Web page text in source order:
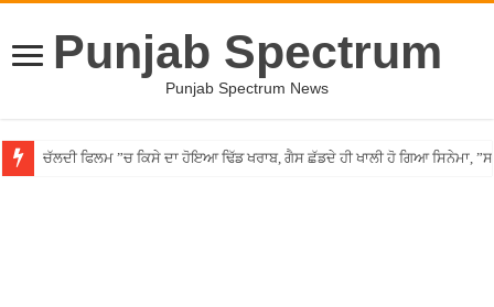
Punjab Spectrum
Punjab Spectrum News
ਚੱਲਦੀ ਫਿਲਮ ”ਚ ਕਿਸੇ ਦਾ ਹੋਇਆ ਢਿੱਡ ਖਰਾਬ, ਗੈਸ ਛੱਡਦੇ ਹੀ ਖਾਲੀ ਹੋ ਗਿਆ ਸਿਨੇਮਾ,